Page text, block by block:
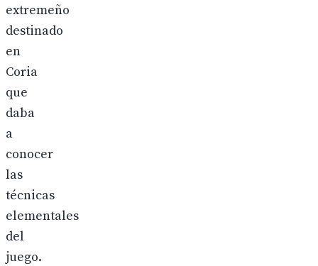
extremeño
destinado
en
Coria
que
daba
a
conocer
las
técnicas
elementales
del
juego.